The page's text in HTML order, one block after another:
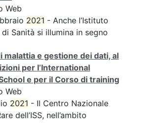
Web
2021 - Anche l’Istituto
Sanità si illumina in segno
malattia e gestione dei dati, al
per l’International
e per il Corso di training
Web
2021 - Il Centro Nazionale
dell’ISS, nell’ambito